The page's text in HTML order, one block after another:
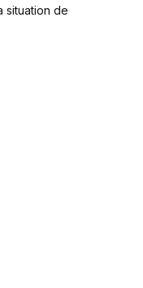
situation de